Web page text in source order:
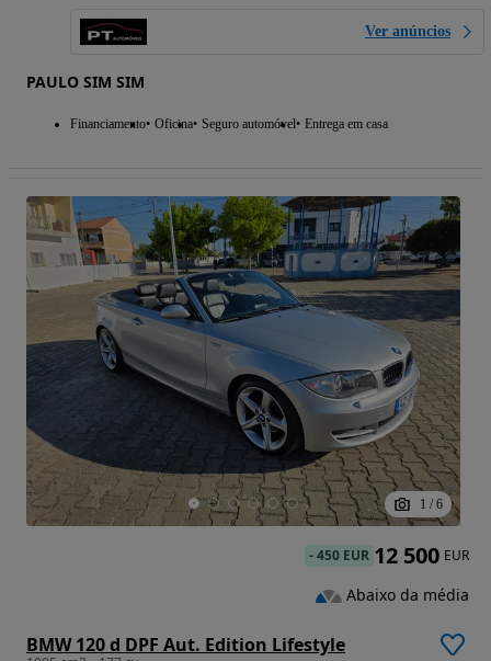
Ver anúncios
PAULO SIM SIM
Financiamento Oficina Seguro automóvel Entrega em casa
1 / 6
BMW 120 d DPF Aut. Edition Lifestyle
-450 EUR 12 500 EUR
Abaixo da média